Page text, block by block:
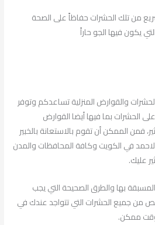
من تلك الحشرات حفاظاً على الصحة
يكون فيها الجو حاراً
والقوارض المنزلية تساعدكم وتوفر
الحشرات بما فيها أيضا القوارض
فمن الممكن أن تقوم بالاستعانة بالخبير
في الكويت وكافة المحافظات والمدن
عليك.
بها والطرق الصحيحة التي يجب
من جميع الحشرات التي تتواجد عندك في
وقت ممكن.